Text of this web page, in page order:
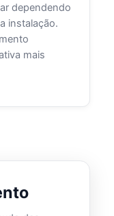
dependendo
instalação.
mais